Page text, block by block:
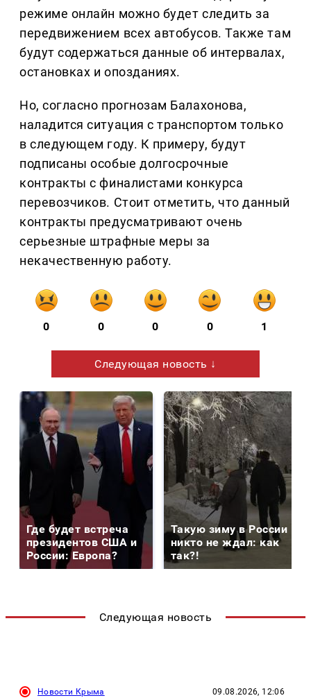
режиме онлайн можно будет следить за
передвижением всех автобусов. Также там
будут содержаться данные об интервалах,
остановках и опозданиях.
Но, согласно прогнозам Балахонова,
наладится ситуация с транспортом только
в следующем году. К примеру, будут
подписаны особые долгосрочные
контракты с финалистами конкурса
перевозчиков. Стоит отметить, что данный
контракты предусматривают очень
серьезные штрафные меры за
некачественную работу.
0 0 0 0 1
Следующая новость ↓
Где будет встреча
президентов США и
России: Европа?
Такую зиму в России
никто не ждал: как
так?!
Следующая новость
Новости Крыма 09.08.2026, 12:06